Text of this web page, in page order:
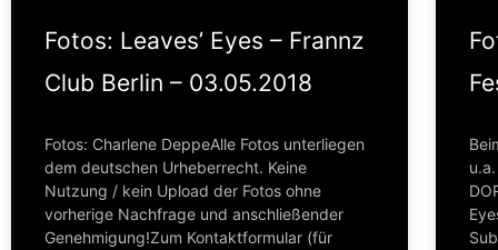
Fotos: Leaves’ Eyes – Frannz
Club Berlin – 03.05.2018
Fotos: Charlene DeppeAlle Fotos unterliegen
dem deutschen Urheberrecht. Keine
Nutzung / kein Upload der Fotos ohne
vorherige Nachfrage und anschließender
Genehmigung!Zum Kontaktformular (für